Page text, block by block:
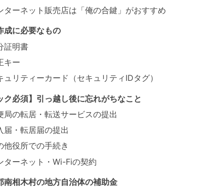
ターネット販売店は「俺の合鍵」がおすすめ
成に必要なもの
証明書
キー
ュリティーカード（セキュリティIDタグ）
ク必須】引っ越し後に忘れがちなこと
局の転居・転送サービスの提出
届・転居届の提出
他役所での手続き
ターネット・Wi-Fiの契約
南相木村の地方自治体の補助金